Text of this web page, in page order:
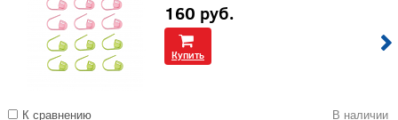
160 руб.
Купить
К сравнению В наличии